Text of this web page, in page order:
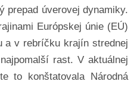
prepad úverovej dynamiky.
Európskej únie (EÚ)
a v rebríčku krajín strednej
rast. V aktuálnej
to konštatovala Národná